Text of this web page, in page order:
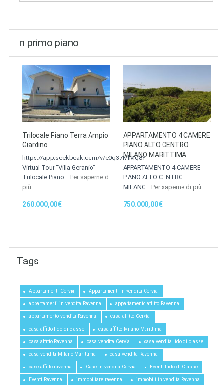
In primo piano
Trilocale Piano Terra Ampio
Giardino
https://app.seekbeak.com/v/e0q37MlMq8Y
Virtual Tour “Villa Geranio”
Trilocale Piano… Per saperne di
più
260.000,00€
APPARTAMENTO 4 CAMERE
PIANO ALTO CENTRO
MILANO MARITTIMA
APPARTAMENTO 4 CAMERE
PIANO ALTO CENTRO
MILANO… Per saperne di più
750.000,00€
Tags
Appartamenti Cervia Appartamenti in vendita Cervia
appartamenti in vendita Ravenna appartamento affitto Ravenna
appartamento vendita Ravenna casa affitto Cervia
casa affitto lido di classe casa affitto Milano Marittima
casa affitto Ravenna casa vendita Cervia casa vendita lido di classe
casa vendita Milano Marittima casa vendita Ravenna
case affitto ravenna Case in vendita Cervia Eventi Lido di Classe
Eventi Ravenna immobiliare ravenna immobili in vendita Ravenna